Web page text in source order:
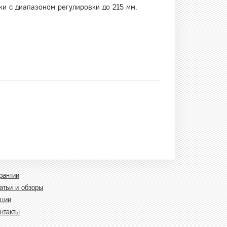
с диапазоном регулировки до 215 мм.
и обзоры